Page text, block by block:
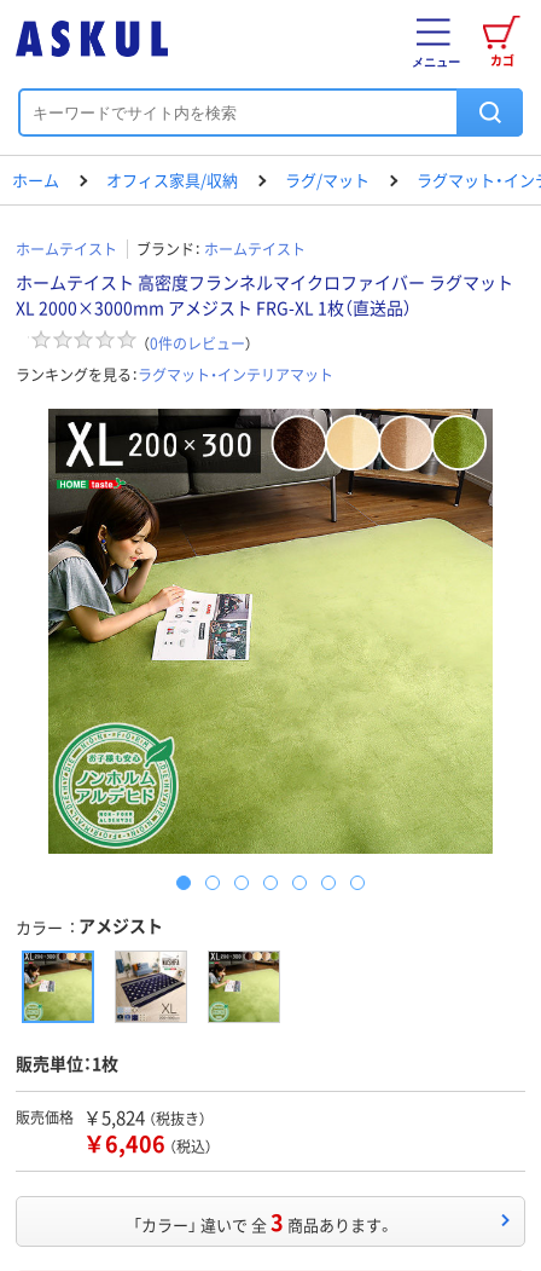
カゴ
メニュー
ホーム オフィス家具/収納 ラグ/マット ラグマット・イ
ホームテイスト ブランド： ホームテイスト
ホームテイスト 高密度フランネルマイクロファイバー ラグマット
XL 2000×3000mm アメジスト FRG-XL 1枚（直送品）
（0件のレビュー）
ランキングを見る：ラグマット・インテリアマット
カラー アメジスト
販売単位：1枚
販売価格 ￥5,824 （税抜き）
￥6,406 （税込）
「カラー」 違いで 全3 商品あります。